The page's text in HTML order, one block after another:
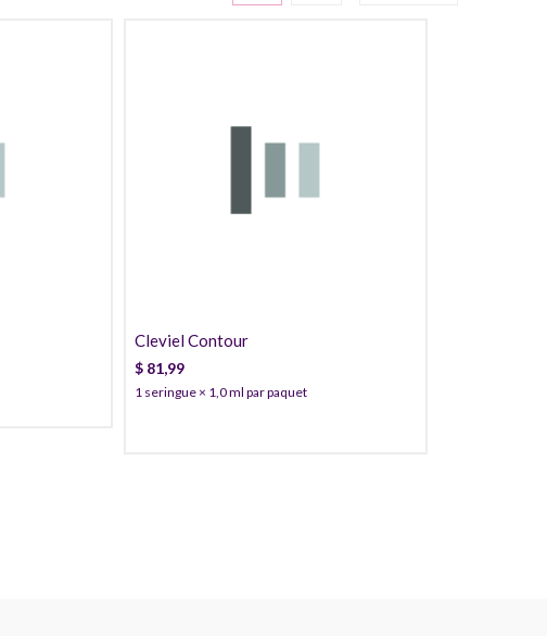
76,99
Cleviel Contour
$ 81,99
1 seringue × 1,0 ml par paquet